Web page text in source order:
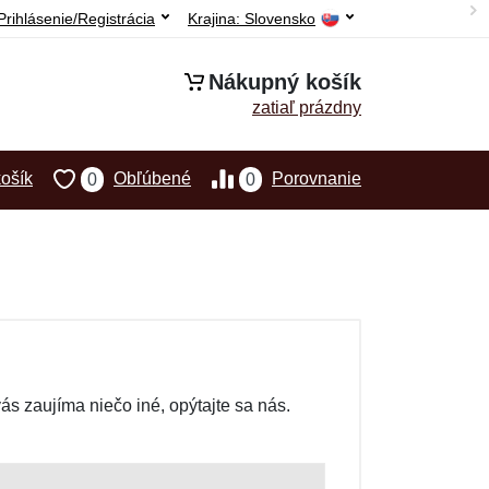
Krajina: Slovensko
Registrácia
Nákupný košík
zatiaľ prázdny
0 Porovnanie
0 Obľúbené
zaujíma niečo iné, opýtajte sa nás.